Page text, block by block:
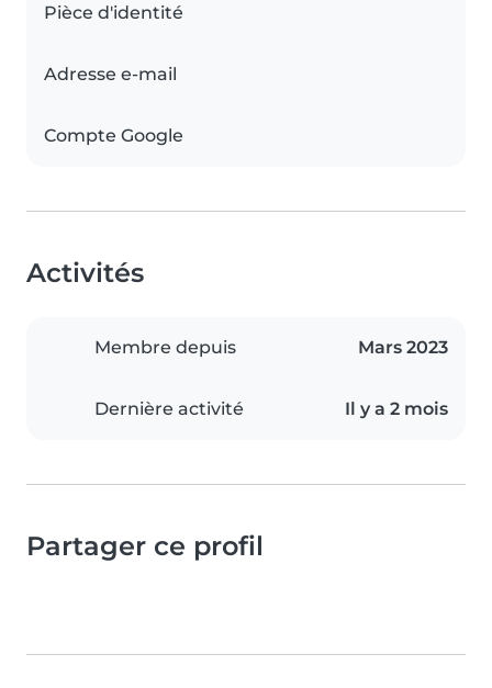
Pièce d'identité
Adresse e-mail
Compte Google
Activités
Membre depuis Mars 2023
Dernière activité Il y a 2 mois
Partager ce profil